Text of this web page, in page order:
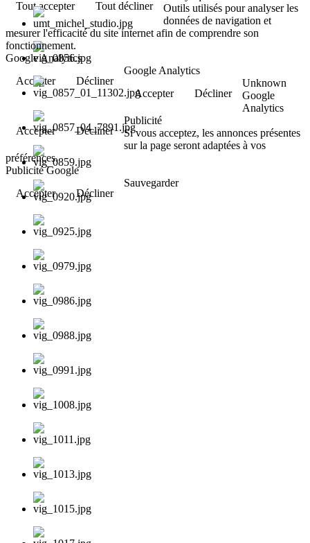
Tout accepter
Tout décliner
Outils utilisés pour analyser les
données de navigation et
mesurer l'efficacité du site internet afin de comprendre son
fonctionnement.
Google Analytics
Accepter
Décliner
Google Analytics
Accepter
Décliner
Unknown
Google
Analytics
Accepter
Décliner
Publicité
Si vous acceptez, les annonces présentes
sur la page seront adaptées à vos
préférences.
Publicité Google
Accepter
Décliner
Sauvegarder